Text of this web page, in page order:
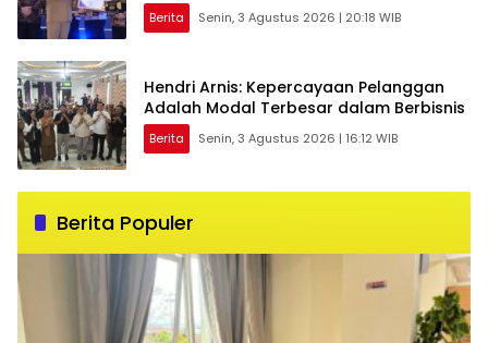
Berita Senin, 3 Agustus 2026 | 20:18 WIB
Hendri Arnis: Kepercayaan Pelanggan
Adalah Modal Terbesar dalam Berbisnis
Berita Senin, 3 Agustus 2026 | 16:12 WIB
Berita Populer